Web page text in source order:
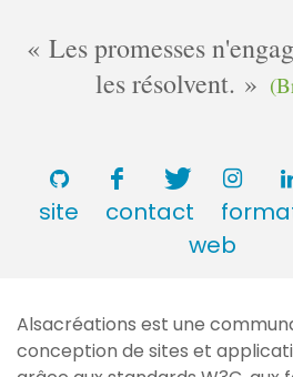
Les promesses
les résolvent.
site
contact
web
Alsacréations est une
conception de sites et